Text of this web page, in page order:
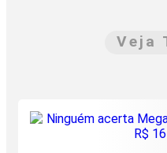
Veja